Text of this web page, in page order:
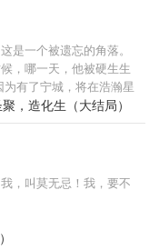
是一个被遗忘的角落。
，哪一天，他被硬生生
有了宁城，将在浩瀚星
耀！
，造化生（大结局）
，叫莫无忌！我，要不